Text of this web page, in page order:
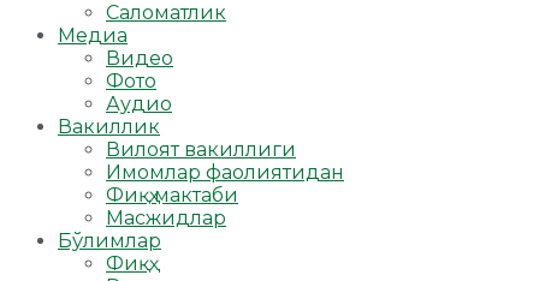
Саломатлик
Медиа
Видео
Фото
Аудио
Вакиллик
Вилоят вакиллиги
Имомлар фаолиятидан
Фиқҳ мактаби
Масжидлар
Бўлимлар
Фиқҳ